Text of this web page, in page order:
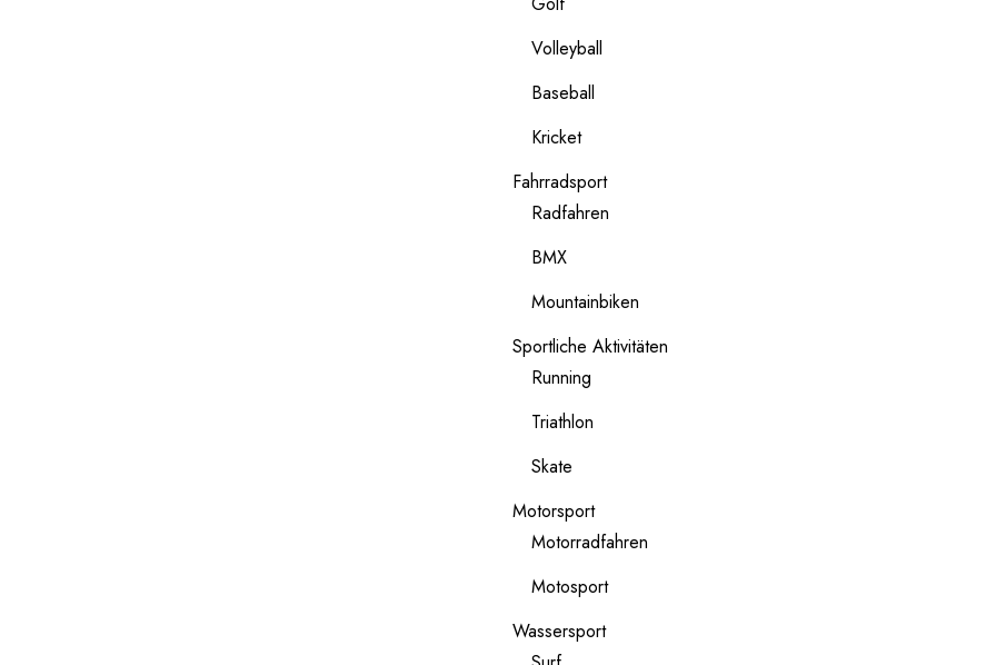
Volleyball
Baseball
Kricket
Fahrradsport
Radfahren
BMX
Mountainbiken
Sportliche Aktivitäten
Running
Triathlon
Skate
Motorsport
Motorradfahren
Motosport
Wassersport